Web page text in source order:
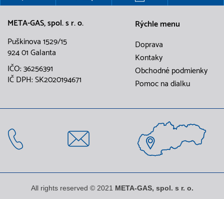
META-GAS, spol. s r. o.
Puškinova 1529/15
924 01 Galanta
IČO: 36256391
IČ DPH: SK2020194671
Rýchle menu
Doprava
Kontaky
Obchodné podmienky
Pomoc na dialku
All rights reserved © 2021 META-GAS, spol. s r. o.